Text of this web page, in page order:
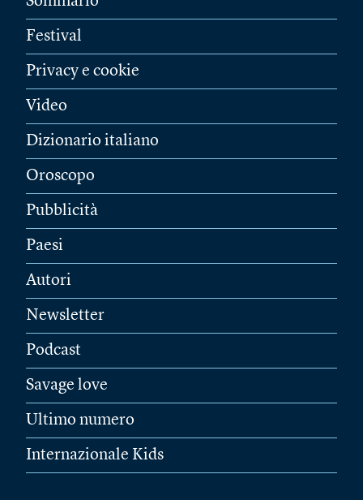
Festival
Privacy e cookie
Video
Dizionario italiano
Oroscopo
Pubblicità
Paesi
Autori
Newsletter
Podcast
Savage love
Ultimo numero
Internazionale Kids